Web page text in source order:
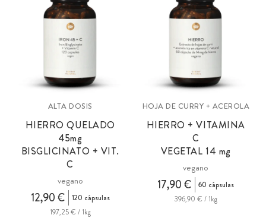
ALTA DOSIS
HIERRO QUELADO
45mg
BISGLICINATO + VIT.
C
vegano
12,90 €
120 cápsulas
197,25 € / 1kg
HOJA DE CURRY + ACEROLA
HIERRO + VITAMINA
C
VEGETAL 14 mg
vegano
17,90 €
60 cápsulas
396,90 € / 1kg